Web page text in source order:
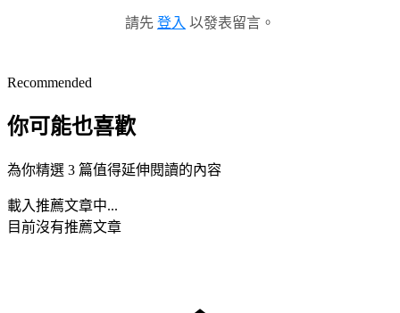
請先 登入 以發表留言。
Recommended
你可能也喜歡
為你精選 3 篇值得延伸閱讀的內容
載入推薦文章中...
目前沒有推薦文章